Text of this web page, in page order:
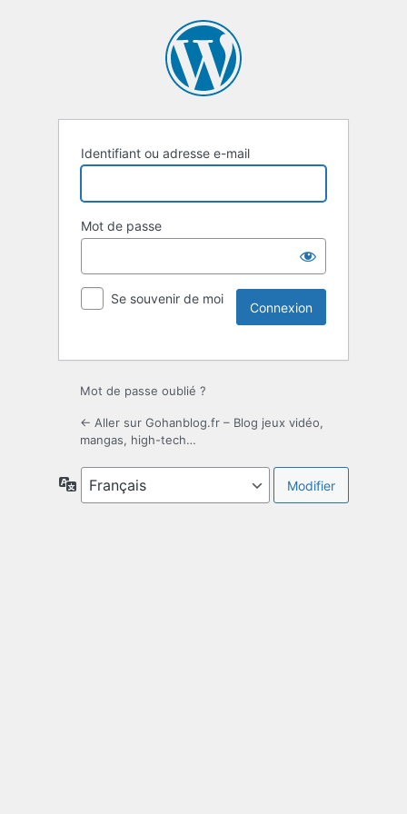
Identifiant ou adresse e-mail
Mot de passe
Se souvenir de moi
Mot de passe oublié ?
← Aller sur Gohanblog.fr – Blog jeux vidéo,
mangas, high-tech…
Langue